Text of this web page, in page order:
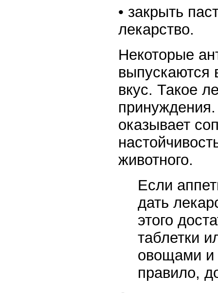
• закрыть
лекарство.
Некоторые
выпускаются
вкус. Такое
оказывает
животного.
Если
дать
этого
таблетки
овощами и
правило,